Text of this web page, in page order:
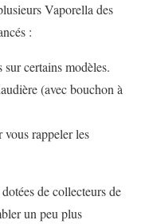
Vaporella des
:
certains modèles.
(avec bouchon à
rappeler les
de collecteurs de
un peu plus